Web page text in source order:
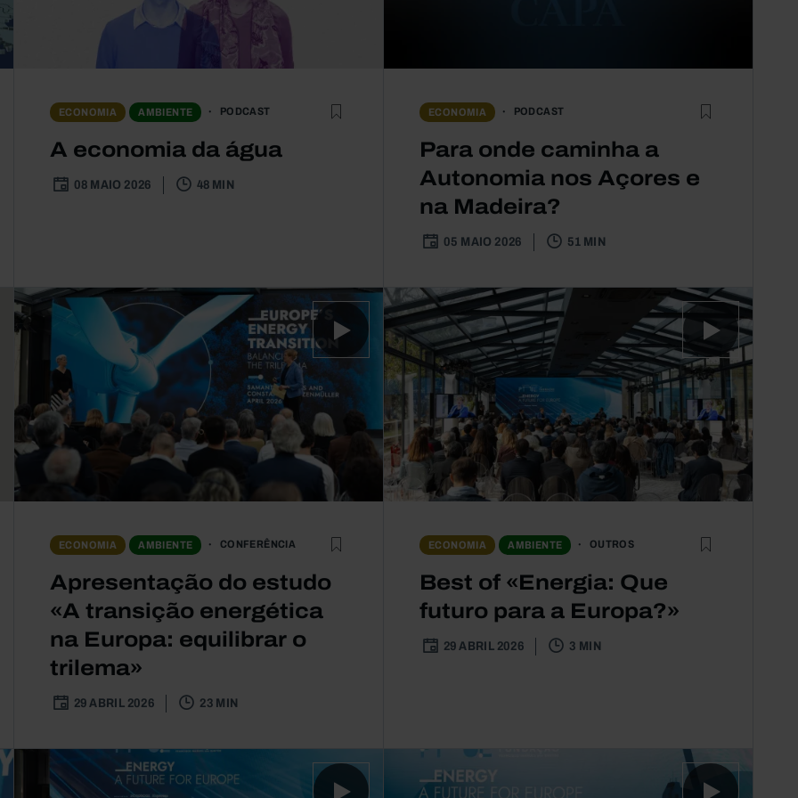
ECONOMIA AMBIENTE PODCAST
A economia da água
08 MAIO 2026 48 MIN
ECONOMIA PODCAST
Para onde caminha a
Autonomia nos Açores e
na Madeira?
05 MAIO 2026 51 MIN
ECONOMIA AMBIENTE CONFERÊNCIA
Apresentação do estudo
«A transição energética
na Europa: equilibrar o
trilema»
29 ABRIL 2026 23 MIN
ECONOMIA AMBIENTE OUTROS
Best of «Energia: Que
futuro para a Europa?»
29 ABRIL 2026 3 MIN